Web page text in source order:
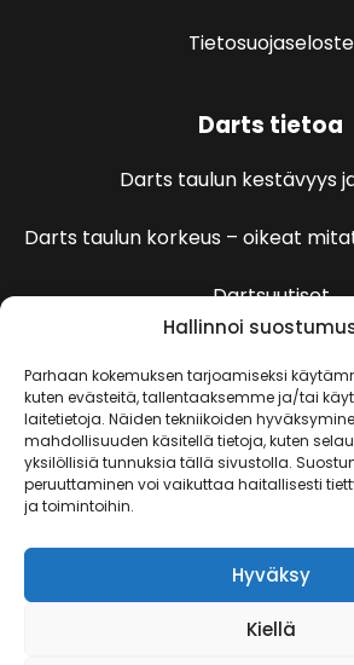
Hallinnoi
Parhaan kokemuksen tarjoamiseksi
kuten evästeitä, tallentaaksemme ja/tai
laitetietoja. Näiden tekniikoiden
mahdollisuuden käsitellä tietoja, kuten
yksilöllisiä tunnuksia tällä sivustolla.
peruuttaminen voi vaikuttaa haitallisesti
ja toimintoihin.
Hyväksy
Kiellä
Tietosuojaseloste
Darts tietoa
Darts taulun kestävyys
Darts taulun korkeus – oikeat
Dartsuutiset
Dartspelien
501 Pelin säännöt
Kenguru
Killeri
Kriketti